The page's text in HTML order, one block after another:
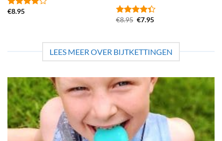
Gewaardeerd
€8.95
Gewaardeerd
€8.95 Oorspronkelijke
€7.95Huidige
LEES MEER OVER BIJTKETTINGEN